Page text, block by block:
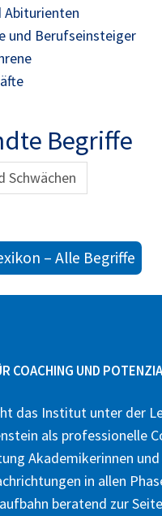
Abiturienten
und Berufseinsteiger
Begriffe
Schwächen
– Alle Begriffe
COACHING UND
das Institut unter der
als professionelle
Akademikerinnen
in allen
beratend zur